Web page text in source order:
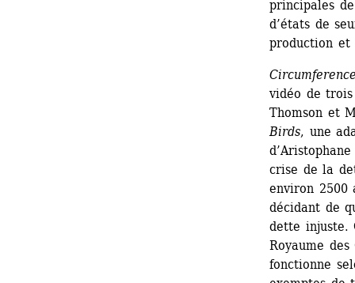
principales
d’états de
production
vidéo de
Thomson et
Birds, une
crise de la
environ 2500
décidant de
dette injuste.
Royaume
fonctionne